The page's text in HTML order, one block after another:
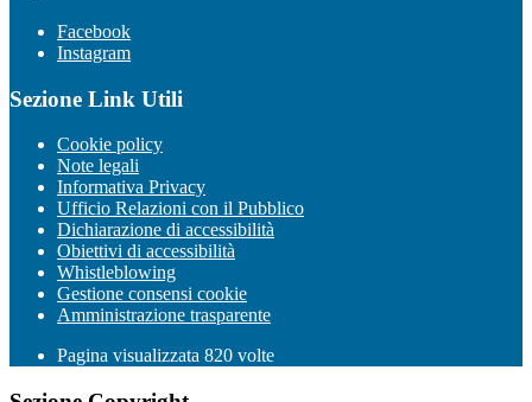
Facebook
Instagram
Sezione Link Utili
Cookie policy
Note legali
Informativa Privacy
Ufficio Relazioni con il Pubblico
Dichiarazione di accessibilità
Obiettivi di accessibilità
Whistleblowing
Gestione consensi cookie
Amministrazione trasparente
Pagina visualizzata 820 volte